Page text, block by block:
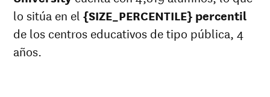
lo sitúa en el{SIZE_PERCENTILE} percentil
de los centros educativos de tipo pública, 4
años.